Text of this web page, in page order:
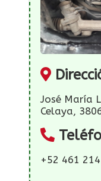
José María
Celaya,
+52 461